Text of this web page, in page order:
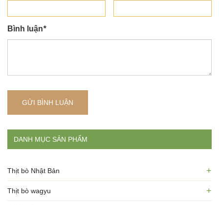
Bình luận*
GỬI BÌNH LUẬN
DANH MỤC SẢN PHẨM
Thịt bò Nhật Bản +
Thịt bò wagyu +